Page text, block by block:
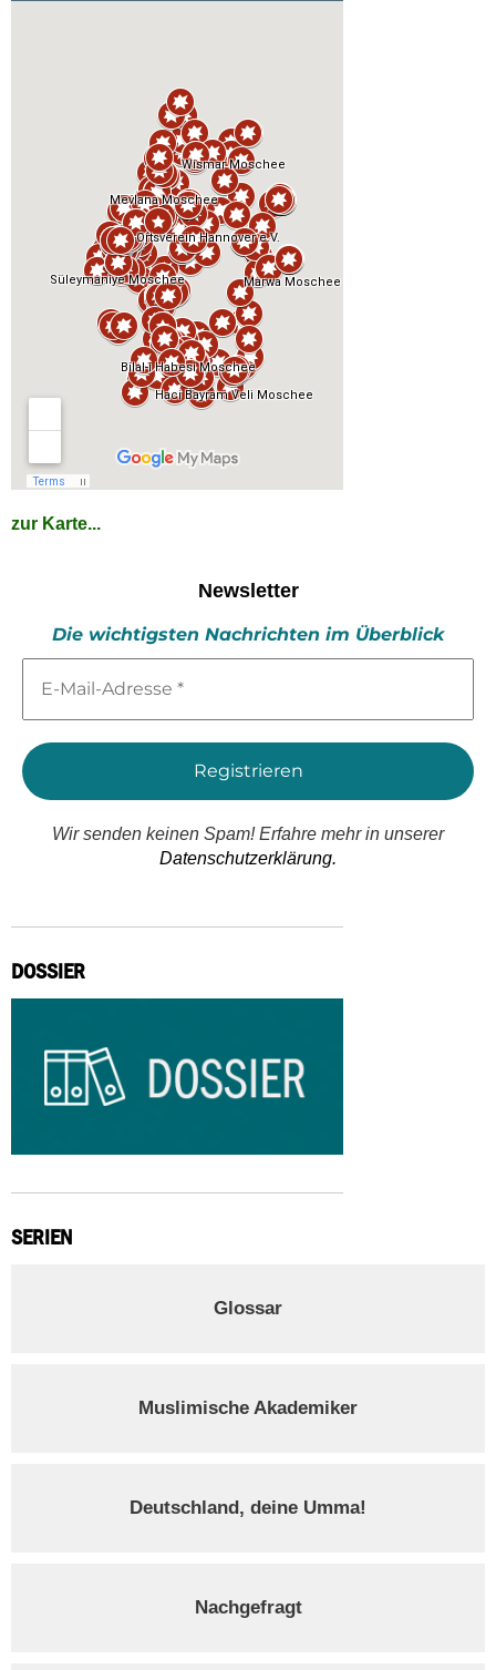
zur Karte...
Newsletter
Die wichtigsten Nachrichten im Überblick
Mail-
*
Wir senden keinen Spam! Erfahre mehr in unserer
Datenschutzerklärung.
DOSSIER
SERIEN
Glossar
Muslimische Akademiker
Deutschland, deine Umma!
Nachgefragt